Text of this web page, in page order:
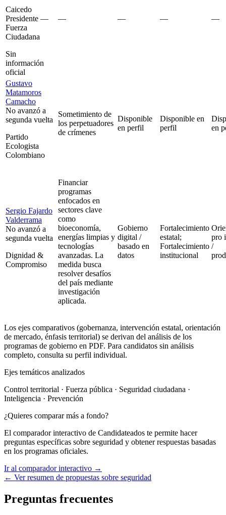
Caicedo
Presidente —
Fuerza
Ciudadana
Sin
información
oficial
— — — —
Gustavo
Matamoros
Camacho
No avanzó a
segunda vuelta
Partido
Ecologista
Colombiano
Sometimiento de
los perpetuadores
de crímenes
Disponible
en perfil
Disponible en
perfil
en
Sergio Fajardo
Valderrama
No avanzó a
segunda vuelta
Dignidad &
Compromiso
Financiar
programas
enfocados en
sectores clave
como
bioeconomía,
energías limpias y
tecnologías
avanzadas. La
medida busca
resolver desafíos
del país mediante
investigación
aplicada.
Gobierno
digital /
basado en
datos
Fortalecimiento
estatal;
Fortalecimiento
institucional
pro
/
Los ejes comparativos (gobernanza, intervención estatal, orientación
de mercado, énfasis territorial) se derivan del análisis de los
programas de gobierno en PDF. Para candidatos sin análisis
completo, consulta su perfil individual.
Ejes temáticos analizados
Control territorial · Fuerza pública · Seguridad ciudadana ·
Inteligencia · Prevención
¿Quieres comparar más a fondo?
El comparador interactivo de Candidateados te permite hacer
preguntas específicas sobre seguridad y obtener respuestas basadas
en los programas oficiales.
Ir al comparador interactivo →
← Ver resumen de propuestas sobre seguridad
Preguntas frecuentes